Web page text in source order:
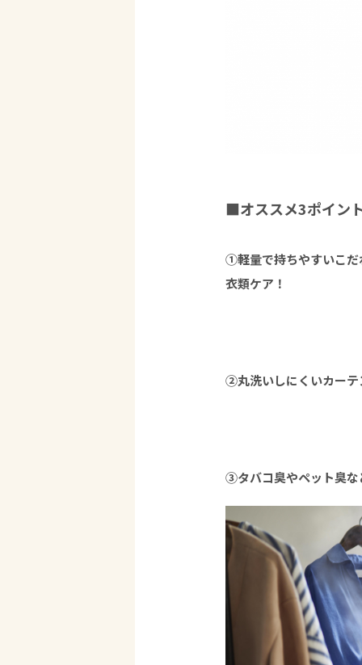
■オススメ3ポイン
①軽量で持ちやすいこだ
衣類ケア！
②丸洗いしにくいカーテ
③タバコ臭やペット臭な